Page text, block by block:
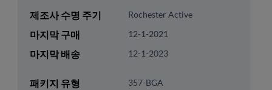
제조사 수명 주기 Rochester Active
마지막 구매 12-1-2021
마지막 배송 12-1-2023
패키지 유형 357-BGA